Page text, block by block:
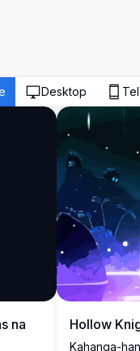
Desktop
na
Hollow
Kahanga-